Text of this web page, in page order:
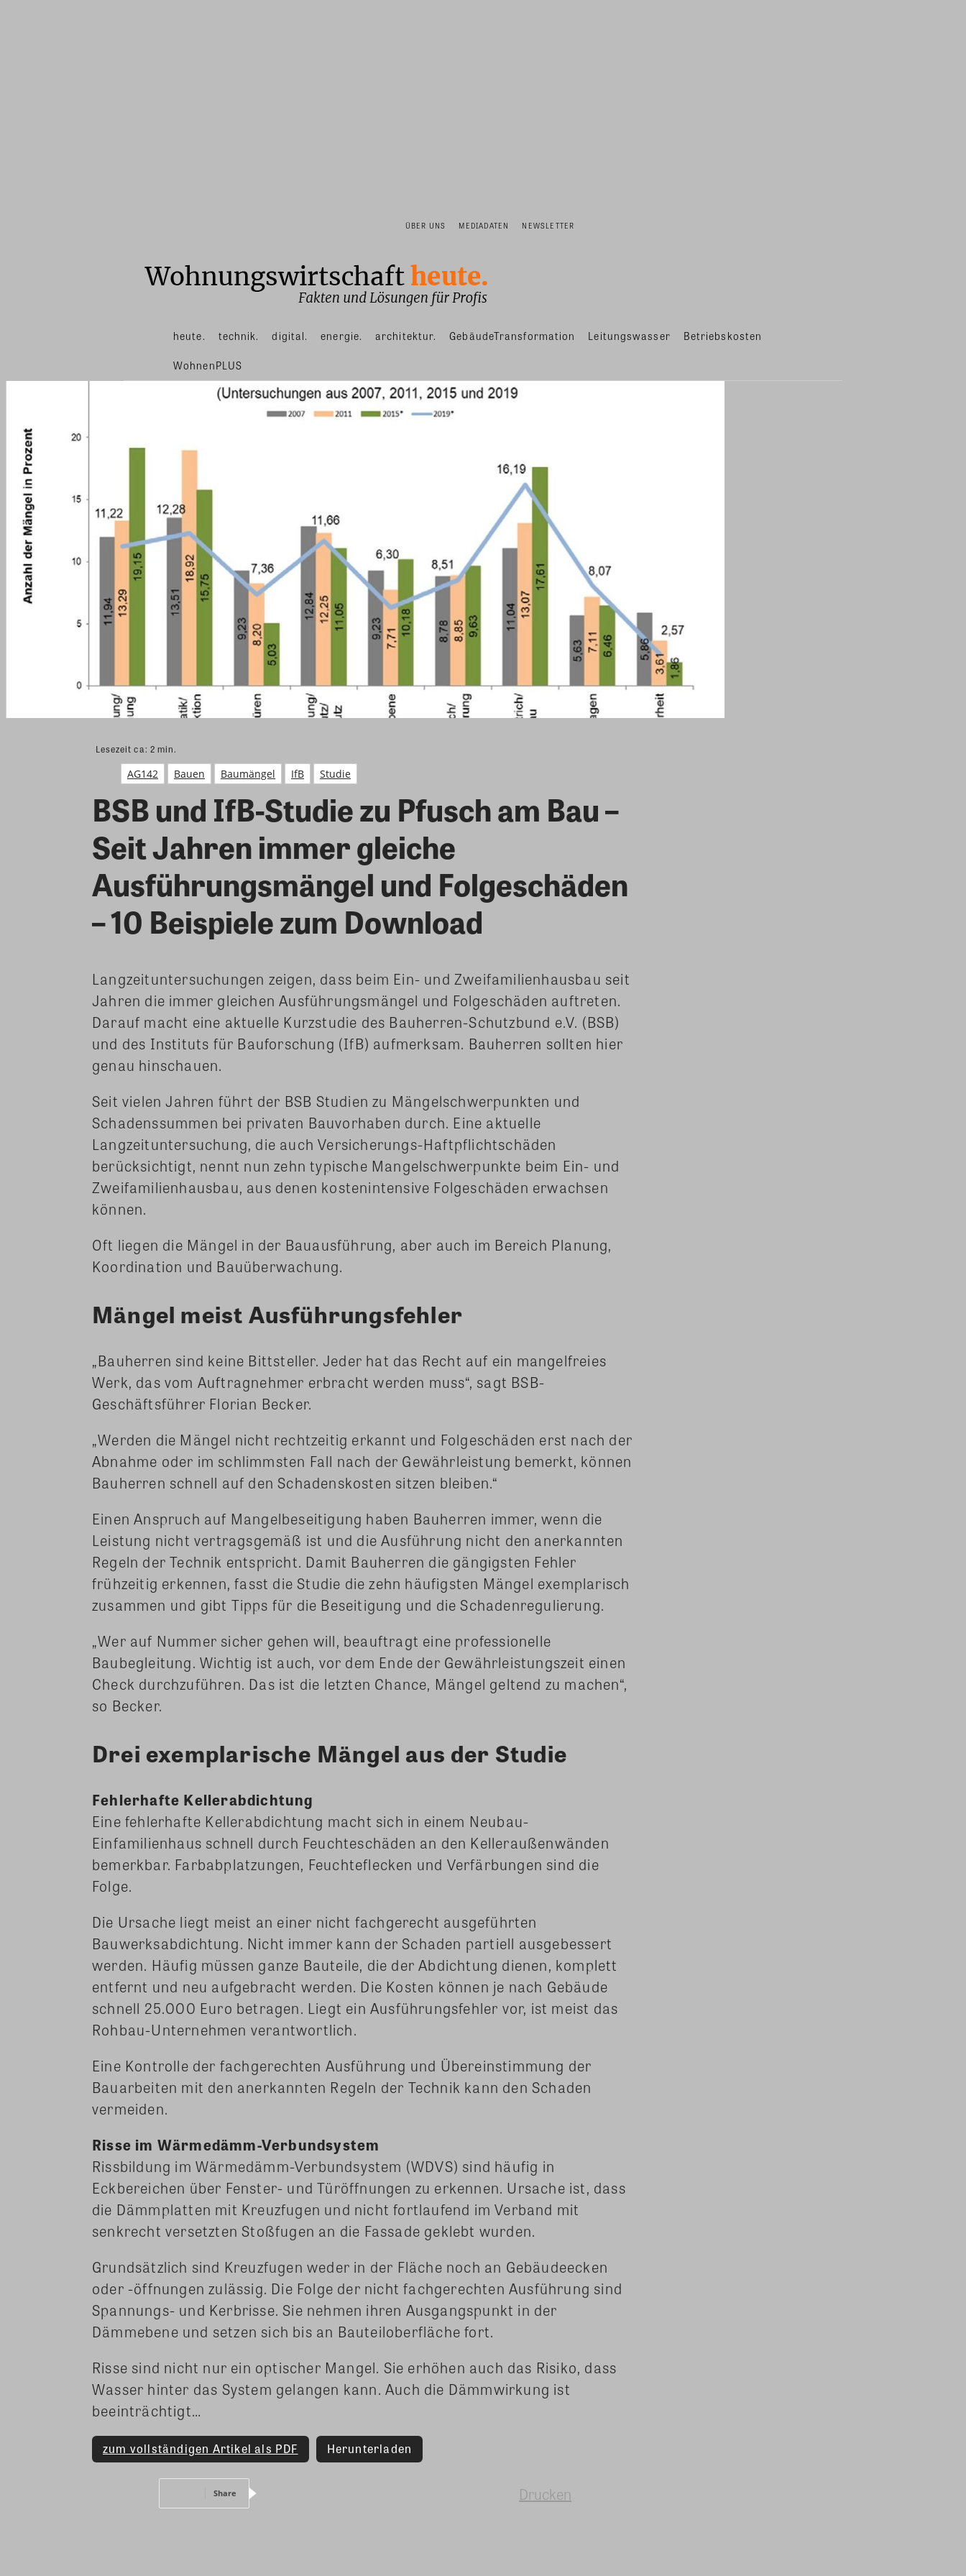
ÜBER UNS MEDIADATEN NEWSLETTER
heute. technik. digital. energie. architektur. GebäudeTransformation Leitungswasser Betriebskosten
WohnenPLUS
Lesezeit ca: 2 min.
AG142 Bauen Baumängel IfB Studie
BSB und IfB-Studie zu Pfusch am Bau –
Seit Jahren immer gleiche
Ausführungsmängel und Folgeschäden
– 10 Beispiele zum Download
Langzeituntersuchungen zeigen, dass beim Ein- und Zweifamilienhausbau seit
Jahren die immer gleichen Ausführungsmängel und Folgeschäden auftreten.
Darauf macht eine aktuelle Kurzstudie des Bauherren-Schutzbund e.V. (BSB)
und des Instituts für Bauforschung (IfB) aufmerksam. Bauherren sollten hier
genau hinschauen.
Seit vielen Jahren führt der BSB Studien zu Mängelschwerpunkten und
Schadenssummen bei privaten Bauvorhaben durch. Eine aktuelle
Langzeituntersuchung, die auch Versicherungs-Haftpflichtschäden
berücksichtigt, nennt nun zehn typische Mangelschwerpunkte beim Ein- und
Zweifamilienhausbau, aus denen kostenintensive Folgeschäden erwachsen
können.
Oft liegen die Mängel in der Bauausführung, aber auch im Bereich Planung,
Koordination und Bauüberwachung.
Mängel meist Ausführungsfehler
„Bauherren sind keine Bittsteller. Jeder hat das Recht auf ein mangelfreies
Werk, das vom Auftragnehmer erbracht werden muss“, sagt BSB-
Geschäftsführer Florian Becker.
„Werden die Mängel nicht rechtzeitig erkannt und Folgeschäden erst nach der
Abnahme oder im schlimmsten Fall nach der Gewährleistung bemerkt, können
Bauherren schnell auf den Schadenskosten sitzen bleiben.“
Einen Anspruch auf Mangelbeseitigung haben Bauherren immer, wenn die
Leistung nicht vertragsgemäß ist und die Ausführung nicht den anerkannten
Regeln der Technik entspricht. Damit Bauherren die gängigsten Fehler
frühzeitig erkennen, fasst die Studie die zehn häufigsten Mängel exemplarisch
zusammen und gibt Tipps für die Beseitigung und die Schadenregulierung.
„Wer auf Nummer sicher gehen will, beauftragt eine professionelle
Baubegleitung. Wichtig ist auch, vor dem Ende der Gewährleistungszeit einen
Check durchzuführen. Das ist die letzten Chance, Mängel geltend zu machen“,
so Becker.
Drei exemplarische Mängel aus der Studie
Fehlerhafte Kellerabdichtung
Eine fehlerhafte Kellerabdichtung macht sich in einem Neubau-
Einfamilienhaus schnell durch Feuchteschäden an den Kelleraußenwänden
bemerkbar. Farbabplatzungen, Feuchteflecken und Verfärbungen sind die
Folge.
Die Ursache liegt meist an einer nicht fachgerecht ausgeführten
Bauwerksabdichtung. Nicht immer kann der Schaden partiell ausgebessert
werden. Häufig müssen ganze Bauteile, die der Abdichtung dienen, komplett
entfernt und neu aufgebracht werden. Die Kosten können je nach Gebäude
schnell 25.000 Euro betragen. Liegt ein Ausführungsfehler vor, ist meist das
Rohbau-Unternehmen verantwortlich.
Eine Kontrolle der fachgerechten Ausführung und Übereinstimmung der
Bauarbeiten mit den anerkannten Regeln der Technik kann den Schaden
vermeiden.
Risse im Wärmedämm-Verbundsystem
Rissbildung im Wärmedämm-Verbundsystem (WDVS) sind häufig in
Eckbereichen über Fenster- und Türöffnungen zu erkennen. Ursache ist, dass
die Dämmplatten mit Kreuzfugen und nicht fortlaufend im Verband mit
senkrecht versetzten Stoßfugen an die Fassade geklebt wurden.
Grundsätzlich sind Kreuzfugen weder in der Fläche noch an Gebäudeecken
oder -öffnungen zulässig. Die Folge der nicht fachgerechten Ausführung sind
Spannungs- und Kerbrisse. Sie nehmen ihren Ausgangspunkt in der
Dämmebene und setzen sich bis an Bauteiloberfläche fort.
Risse sind nicht nur ein optischer Mangel. Sie erhöhen auch das Risiko, dass
Wasser hinter das System gelangen kann. Auch die Dämmwirkung ist
beeinträchtigt…
zum vollständigen Artikel als PDF Herunterladen
Share Drucken